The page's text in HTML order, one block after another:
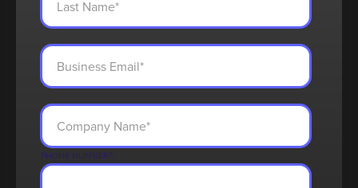
PHONE NUMBER*